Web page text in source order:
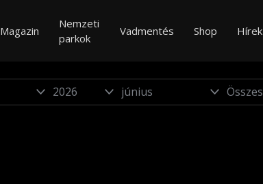
Magazin
Nemzeti
parkok
Vadmentés Shop Hírek